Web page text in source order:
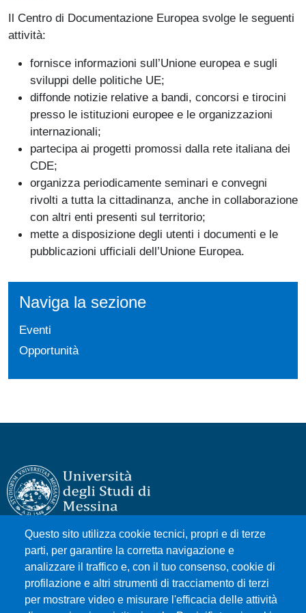
Il Centro di Documentazione Europea svolge le seguenti
attività:
fornisce informazioni sull’Unione europea e sugli
sviluppi delle politiche UE;
diffonde notizie relative a bandi, concorsi e tirocini
presso le istituzioni europee e le organizzazioni
internazionali;
partecipa ai progetti promossi dalla rete italiana dei
CDE;
organizza periodicamente seminari e convegni
rivolti a tutta la cittadinanza, anche in collaborazione
con altri enti presenti sul territorio;
mette a disposizione degli utenti i documenti e le
pubblicazioni ufficiali dell’Unione Europea.
Naviga la sezione
Eventi
Opportunità
Questo sito utilizza cookie tecnici, propri e di terze
parti, per garantire la corretta navigazione e
analizzare il traffico e, con il tuo consenso, cookie di
profilazione e altri strumenti di tracciamento di terzi
per mostrare video e misurare l'efficacia delle attività
Università degli Studi di Messina
Piazza Pugliatti, 1 - 98122 Messina
Cod. Fiscale 80004070837
P.IVA 00724160833